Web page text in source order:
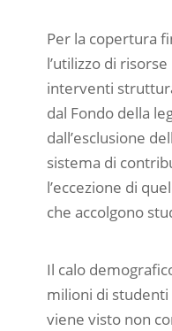
Per la copertura
l’utilizzo di
interventi
dal Fondo della
dall’esclusione
sistema di
l’eccezione di
che accolgono
Il calo
milioni di studenti
viene visto non